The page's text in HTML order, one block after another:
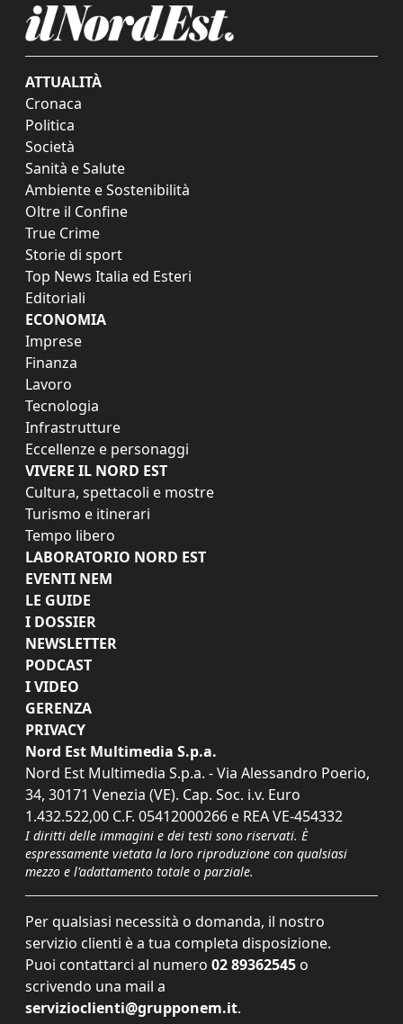
ATTUALITÀ
Cronaca
Politica
Società
Sanità e Salute
Ambiente e Sostenibilità
Oltre il Confine
True Crime
Storie di sport
Top News Italia ed Esteri
Editoriali
ECONOMIA
Imprese
Finanza
Lavoro
Tecnologia
Infrastrutture
Eccellenze e personaggi
VIVERE IL NORD EST
Cultura, spettacoli e mostre
Turismo e itinerari
Tempo libero
LABORATORIO NORD EST
EVENTI NEM
LE GUIDE
I DOSSIER
NEWSLETTER
PODCAST
I VIDEO
GERENZA
PRIVACY
Nord Est Multimedia S.p.a.
Nord Est Multimedia S.p.a. - Via Alessandro Poerio,
34, 30171 Venezia (VE). Cap. Soc. i.v. Euro
1.432.522,00 C.F. 05412000266 e REA VE-454332
I diritti delle immagini e dei testi sono riservati. È
espressamente vietata la loro riproduzione con qualsiasi
mezzo e l'adattamento totale o parziale.
Per qualsiasi necessità o domanda, il nostro
servizio clienti è a tua completa disposizione.
Puoi contattarci al numero 02 89362545 o
scrivendo una mail a
servizioclienti@grupponem.it.